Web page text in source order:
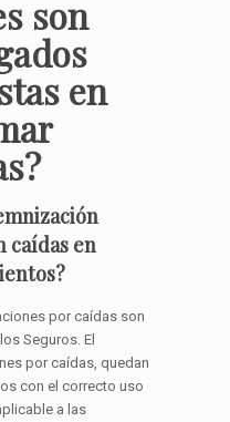
son
en
caídas en
por caídas son
Seguros. El
por caídas, quedan
con el correcto uso
a las